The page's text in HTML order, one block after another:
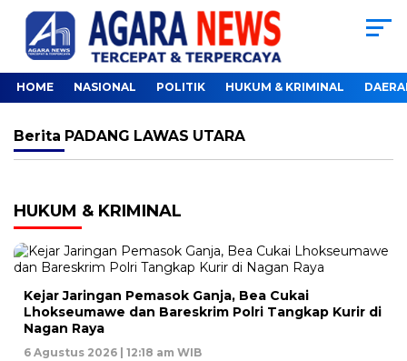
HOME NASIONAL POLITIK HUKUM & KRIMINAL
Berita PADANG LAWAS UTARA
HUKUM & KRIMINAL
Kejar Jaringan Pemasok Ganja, Bea Cukai
Lhokseumawe dan Bareskrim Polri Tangkap Kurir di
Nagan Raya
6 Agustus 2026 | 12:18 am WIB